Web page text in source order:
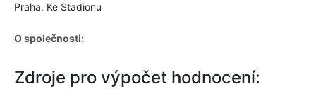
Praha, Ke Stadionu
O společnosti:
Zdroje pro výpočet hodnocení: